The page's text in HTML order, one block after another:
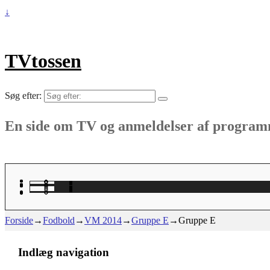
↓
TVtossen
Søg efter:
En side om TV og anmeldelser af
Forside→Fodbold →VM 2014→Gruppe E →Gruppe E
Indlæg navigation